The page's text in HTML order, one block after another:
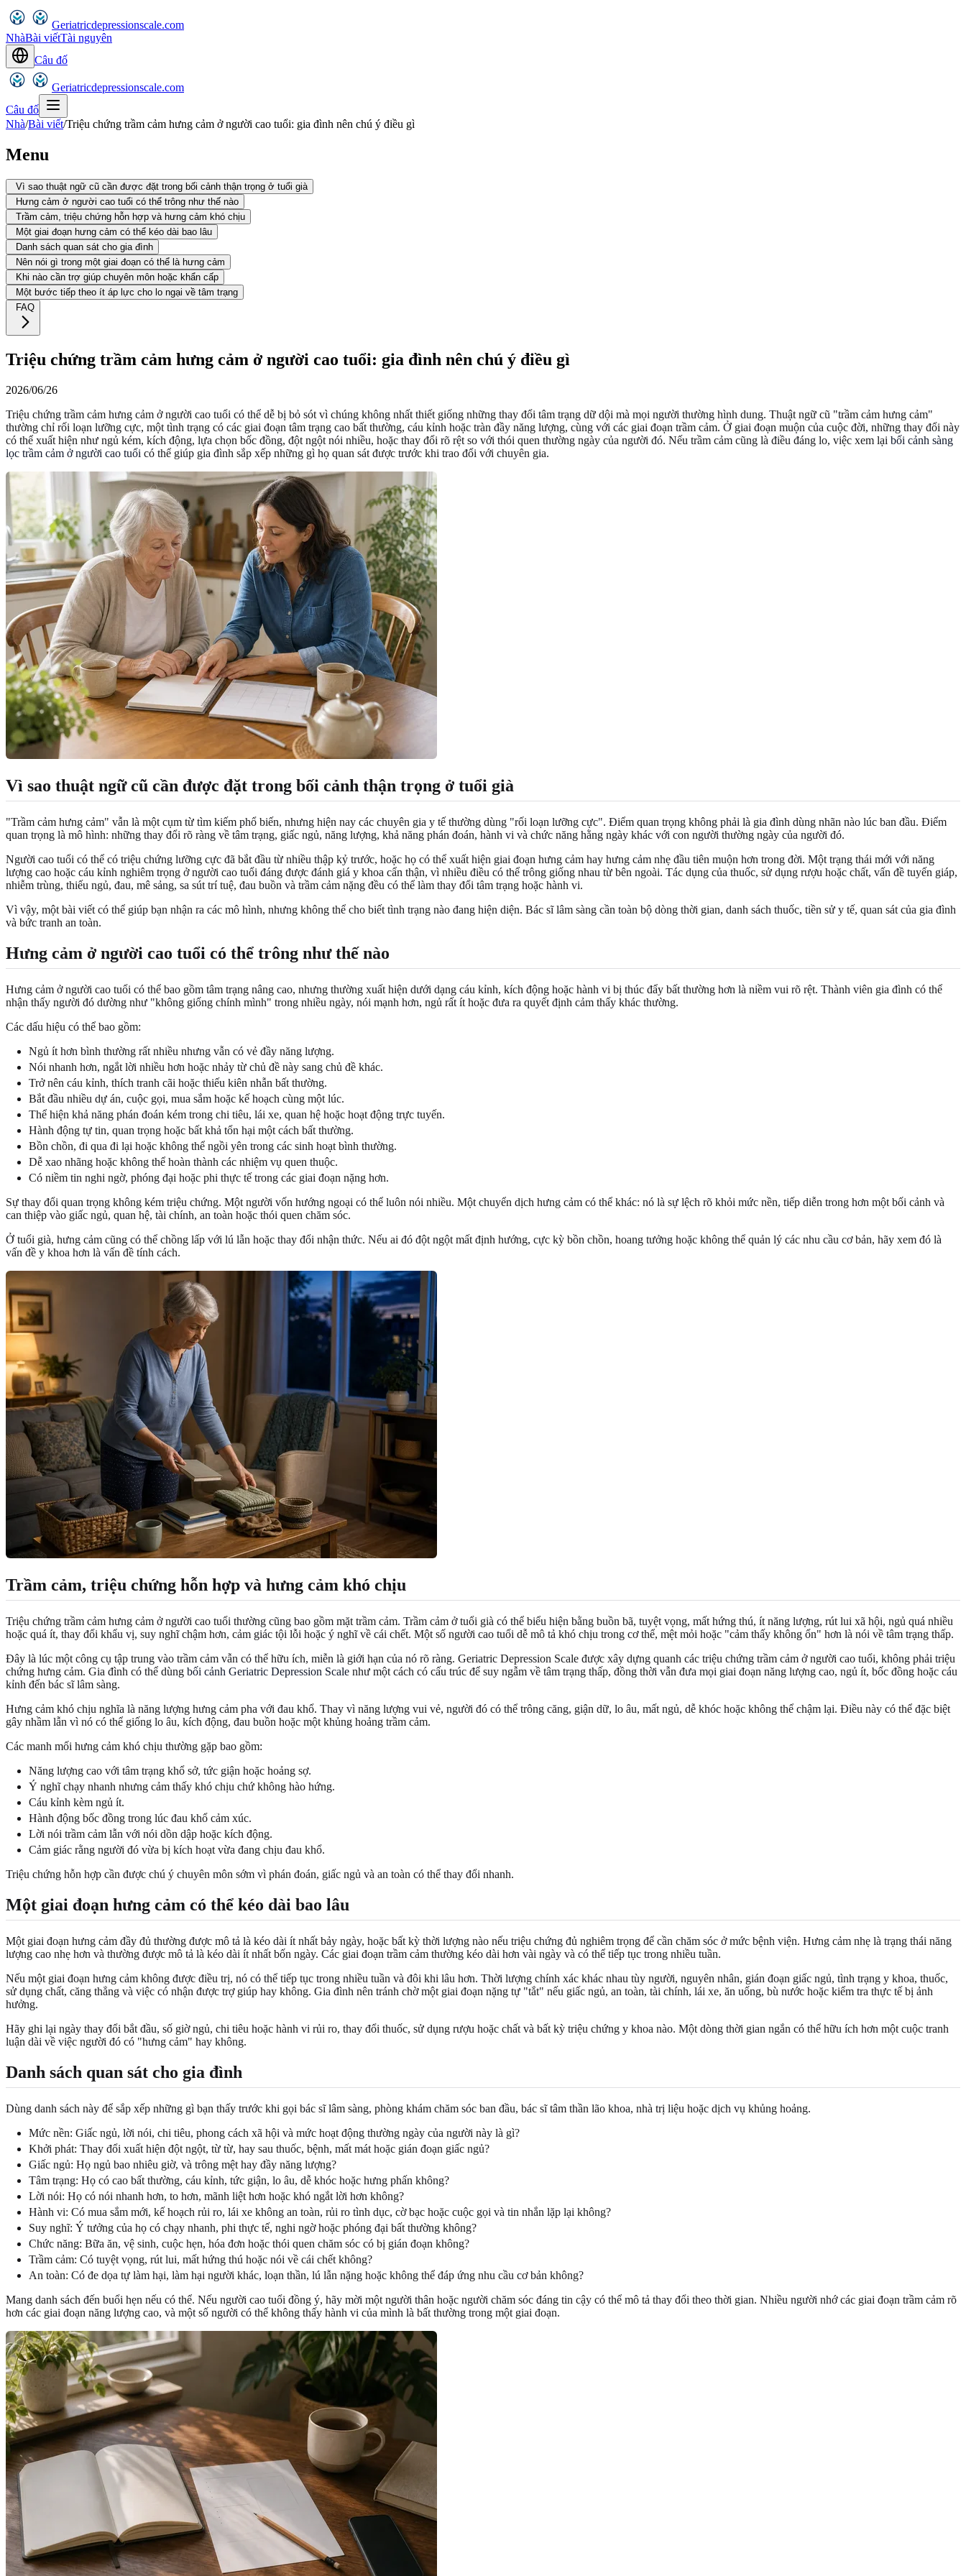
Geriatricdepressionscale.com
NhàBài viếtTài nguyên
Câu đố
Geriatricdepressionscale.com
Câu đố
Nhà/Bài viết/Triệu chứng trầm cảm hưng cảm ở người cao tuổi: gia đình nên chú ý điều gì
Menu
Vì sao thuật ngữ cũ cần được đặt trong bối cảnh thận trọng ở tuổi già
Hưng cảm ở người cao tuổi có thể trông như thế nào
Trầm cảm, triệu chứng hỗn hợp và hưng cảm khó chịu
Một giai đoạn hưng cảm có thể kéo dài bao lâu
Danh sách quan sát cho gia đình
Nên nói gì trong một giai đoạn có thể là hưng cảm
Khi nào cần trợ giúp chuyên môn hoặc khẩn cấp
Một bước tiếp theo ít áp lực cho lo ngại về tâm trạng
FAQ
Triệu chứng trầm cảm hưng cảm ở người cao tuổi: gia đình nên chú ý điều gì
2026/06/26
Triệu chứng trầm cảm hưng cảm ở người cao tuổi có thể dễ bị bỏ sót vì chúng không nhất thiết giống những thay đổi tâm trạng dữ dội mà mọi người thường hình dung. Thuật ngữ cũ "trầm cảm hưng cảm"
thường chỉ rối loạn lưỡng cực, một tình trạng có các giai đoạn tâm trạng cao bất thường, cáu kỉnh hoặc tràn đầy năng lượng, cùng với các giai đoạn trầm cảm. Ở giai đoạn muộn của cuộc đời, những thay đổi này
có thể xuất hiện như ngủ kém, kích động, lựa chọn bốc đồng, đột ngột nói nhiều, hoặc thay đổi rõ rệt so với thói quen thường ngày của người đó. Nếu trầm cảm cũng là điều đáng lo, việc xem lại bối cảnh sàng
lọc trầm cảm ở người cao tuổi có thể giúp gia đình sắp xếp những gì họ quan sát được trước khi trao đổi với chuyên gia.
Vì sao thuật ngữ cũ cần được đặt trong bối cảnh thận trọng ở tuổi già
"Trầm cảm hưng cảm" vẫn là một cụm từ tìm kiếm phổ biến, nhưng hiện nay các chuyên gia y tế thường dùng "rối loạn lưỡng cực". Điểm quan trọng không phải là gia đình dùng nhãn nào lúc ban đầu. Điểm
quan trọng là mô hình: những thay đổi rõ ràng về tâm trạng, giấc ngủ, năng lượng, khả năng phán đoán, hành vi và chức năng hằng ngày khác với con người thường ngày của người đó.
Người cao tuổi có thể có triệu chứng lưỡng cực đã bắt đầu từ nhiều thập kỷ trước, hoặc họ có thể xuất hiện giai đoạn hưng cảm hay hưng cảm nhẹ đầu tiên muộn hơn trong đời. Một trạng thái mới với năng
lượng cao hoặc cáu kỉnh nghiêm trọng ở người cao tuổi đáng được đánh giá y khoa cẩn thận, vì nhiều điều có thể trông giống nhau từ bên ngoài. Tác dụng của thuốc, sử dụng rượu hoặc chất, vấn đề tuyến giáp,
nhiễm trùng, thiếu ngủ, đau, mê sảng, sa sút trí tuệ, đau buồn và trầm cảm nặng đều có thể làm thay đổi tâm trạng hoặc hành vi.
Vì vậy, một bài viết có thể giúp bạn nhận ra các mô hình, nhưng không thể cho biết tình trạng nào đang hiện diện. Bác sĩ lâm sàng cần toàn bộ dòng thời gian, danh sách thuốc, tiền sử y tế, quan sát của gia đình
và bức tranh an toàn.
Hưng cảm ở người cao tuổi có thể trông như thế nào
Hưng cảm ở người cao tuổi có thể bao gồm tâm trạng nâng cao, nhưng thường xuất hiện dưới dạng cáu kỉnh, kích động hoặc hành vi bị thúc đẩy bất thường hơn là niềm vui rõ rệt. Thành viên gia đình có thể
nhận thấy người đó dường như "không giống chính mình" trong nhiều ngày, nói mạnh hơn, ngủ rất ít hoặc đưa ra quyết định cảm thấy khác thường.
Các dấu hiệu có thể bao gồm:
Ngủ ít hơn bình thường rất nhiều nhưng vẫn có vẻ đầy năng lượng.
Nói nhanh hơn, ngắt lời nhiều hơn hoặc nhảy từ chủ đề này sang chủ đề khác.
Trở nên cáu kỉnh, thích tranh cãi hoặc thiếu kiên nhẫn bất thường.
Bắt đầu nhiều dự án, cuộc gọi, mua sắm hoặc kế hoạch cùng một lúc.
Thể hiện khả năng phán đoán kém trong chi tiêu, lái xe, quan hệ hoặc hoạt động trực tuyến.
Hành động tự tin, quan trọng hoặc bất khả tổn hại một cách bất thường.
Bồn chồn, đi qua đi lại hoặc không thể ngồi yên trong các sinh hoạt bình thường.
Dễ xao nhãng hoặc không thể hoàn thành các nhiệm vụ quen thuộc.
Có niềm tin nghi ngờ, phóng đại hoặc phi thực tế trong các giai đoạn nặng hơn.
Sự thay đổi quan trọng không kém triệu chứng. Một người vốn hướng ngoại có thể luôn nói nhiều. Một chuyển dịch hưng cảm có thể khác: nó là sự lệch rõ khỏi mức nền, tiếp diễn trong hơn một bối cảnh và
can thiệp vào giấc ngủ, quan hệ, tài chính, an toàn hoặc thói quen chăm sóc.
Ở tuổi già, hưng cảm cũng có thể chồng lấp với lú lẫn hoặc thay đổi nhận thức. Nếu ai đó đột ngột mất định hướng, cực kỳ bồn chồn, hoang tưởng hoặc không thể quản lý các nhu cầu cơ bản, hãy xem đó là
vấn đề y khoa hơn là vấn đề tính cách.
Trầm cảm, triệu chứng hỗn hợp và hưng cảm khó chịu
Triệu chứng trầm cảm hưng cảm ở người cao tuổi thường cũng bao gồm mặt trầm cảm. Trầm cảm ở tuổi già có thể biểu hiện bằng buồn bã, tuyệt vọng, mất hứng thú, ít năng lượng, rút lui xã hội, ngủ quá nhiều
hoặc quá ít, thay đổi khẩu vị, suy nghĩ chậm hơn, cảm giác tội lỗi hoặc ý nghĩ về cái chết. Một số người cao tuổi dễ mô tả khó chịu trong cơ thể, mệt mỏi hoặc "cảm thấy không ổn" hơn là nói về tâm trạng thấp.
Đây là lúc một công cụ tập trung vào trầm cảm vẫn có thể hữu ích, miễn là giới hạn của nó rõ ràng. Geriatric Depression Scale được xây dựng quanh các triệu chứng trầm cảm ở người cao tuổi, không phải triệu
chứng hưng cảm. Gia đình có thể dùng bối cảnh Geriatric Depression Scale như một cách có cấu trúc để suy ngẫm về tâm trạng thấp, đồng thời vẫn đưa mọi giai đoạn năng lượng cao, ngủ ít, bốc đồng hoặc cáu
kỉnh đến bác sĩ lâm sàng.
Hưng cảm khó chịu nghĩa là năng lượng hưng cảm pha với đau khổ. Thay vì năng lượng vui vẻ, người đó có thể trông căng, giận dữ, lo âu, mất ngủ, dễ khóc hoặc không thể chậm lại. Điều này có thể đặc biệt
gây nhầm lẫn vì nó có thể giống lo âu, kích động, đau buồn hoặc một khủng hoảng trầm cảm.
Các manh mối hưng cảm khó chịu thường gặp bao gồm:
Năng lượng cao với tâm trạng khổ sở, tức giận hoặc hoảng sợ.
Ý nghĩ chạy nhanh nhưng cảm thấy khó chịu chứ không hào hứng.
Cáu kỉnh kèm ngủ ít.
Hành động bốc đồng trong lúc đau khổ cảm xúc.
Lời nói trầm cảm lẫn với nói dồn dập hoặc kích động.
Cảm giác rằng người đó vừa bị kích hoạt vừa đang chịu đau khổ.
Triệu chứng hỗn hợp cần được chú ý chuyên môn sớm vì phán đoán, giấc ngủ và an toàn có thể thay đổi nhanh.
Một giai đoạn hưng cảm có thể kéo dài bao lâu
Một giai đoạn hưng cảm đầy đủ thường được mô tả là kéo dài ít nhất bảy ngày, hoặc bất kỳ thời lượng nào nếu triệu chứng đủ nghiêm trọng để cần chăm sóc ở mức bệnh viện. Hưng cảm nhẹ là trạng thái năng
lượng cao nhẹ hơn và thường được mô tả là kéo dài ít nhất bốn ngày. Các giai đoạn trầm cảm thường kéo dài hơn vài ngày và có thể tiếp tục trong nhiều tuần.
Nếu một giai đoạn hưng cảm không được điều trị, nó có thể tiếp tục trong nhiều tuần và đôi khi lâu hơn. Thời lượng chính xác khác nhau tùy người, nguyên nhân, gián đoạn giấc ngủ, tình trạng y khoa, thuốc,
sử dụng chất, căng thẳng và việc có nhận được trợ giúp hay không. Gia đình nên tránh chờ một giai đoạn nặng tự "tắt" nếu giấc ngủ, an toàn, tài chính, lái xe, ăn uống, bù nước hoặc kiểm tra thực tế bị ảnh
hưởng.
Hãy ghi lại ngày thay đổi bắt đầu, số giờ ngủ, chi tiêu hoặc hành vi rủi ro, thay đổi thuốc, sử dụng rượu hoặc chất và bất kỳ triệu chứng y khoa nào. Một dòng thời gian ngắn có thể hữu ích hơn một cuộc tranh
luận dài về việc người đó có "hưng cảm" hay không.
Danh sách quan sát cho gia đình
Dùng danh sách này để sắp xếp những gì bạn thấy trước khi gọi bác sĩ lâm sàng, phòng khám chăm sóc ban đầu, bác sĩ tâm thần lão khoa, nhà trị liệu hoặc dịch vụ khủng hoảng.
Mức nền: Giấc ngủ, lời nói, chi tiêu, phong cách xã hội và mức hoạt động thường ngày của người này là gì?
Khởi phát: Thay đổi xuất hiện đột ngột, từ từ, hay sau thuốc, bệnh, mất mát hoặc gián đoạn giấc ngủ?
Giấc ngủ: Họ ngủ bao nhiêu giờ, và trông mệt hay đầy năng lượng?
Tâm trạng: Họ có cao bất thường, cáu kỉnh, tức giận, lo âu, dễ khóc hoặc hưng phấn không?
Lời nói: Họ có nói nhanh hơn, to hơn, mãnh liệt hơn hoặc khó ngắt lời hơn không?
Hành vi: Có mua sắm mới, kế hoạch rủi ro, lái xe không an toàn, rủi ro tình dục, cờ bạc hoặc cuộc gọi và tin nhắn lặp lại không?
Suy nghĩ: Ý tưởng của họ có chạy nhanh, phi thực tế, nghi ngờ hoặc phóng đại bất thường không?
Chức năng: Bữa ăn, vệ sinh, cuộc hẹn, hóa đơn hoặc thói quen chăm sóc có bị gián đoạn không?
Trầm cảm: Có tuyệt vọng, rút lui, mất hứng thú hoặc nói về cái chết không?
An toàn: Có đe dọa tự làm hại, làm hại người khác, loạn thần, lú lẫn nặng hoặc không thể đáp ứng nhu cầu cơ bản không?
Mang danh sách đến buổi hẹn nếu có thể. Nếu người cao tuổi đồng ý, hãy mời một người thân hoặc người chăm sóc đáng tin cậy có thể mô tả thay đổi theo thời gian. Nhiều người nhớ các giai đoạn trầm cảm rõ
hơn các giai đoạn năng lượng cao, và một số người có thể không thấy hành vi của mình là bất thường trong một giai đoạn.